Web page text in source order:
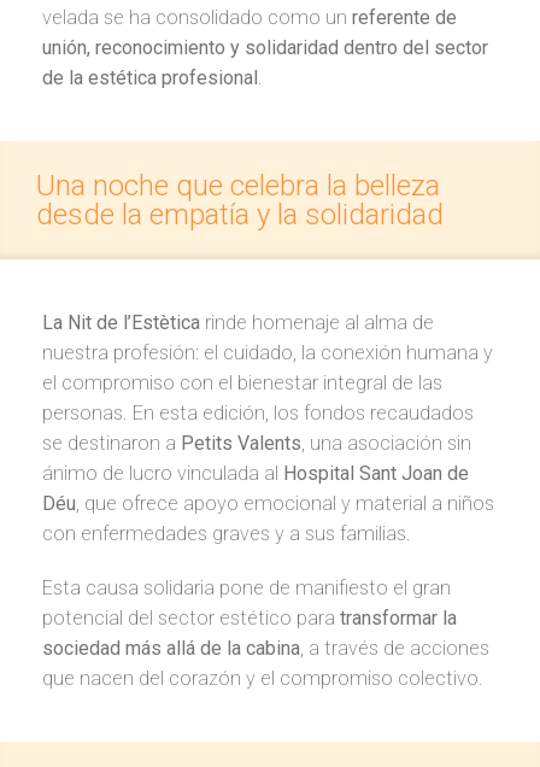
velada se ha consolidado como un referente de
unión, reconocimiento y solidaridad dentro del sector
de la estética profesional.
Una noche que celebra la belleza
desde la empatía y la solidaridad
La Nit de l’Estètica rinde homenaje al alma de
nuestra profesión: el cuidado, la conexión humana y
el compromiso con el bienestar integral de las
personas. En esta edición, los fondos recaudados
se destinaron a Petits Valents, una asociación sin
ánimo de lucro vinculada al Hospital Sant Joan de
Déu, que ofrece apoyo emocional y material a niños
con enfermedades graves y a sus familias.
Esta causa solidaria pone de manifiesto el gran
potencial del sector estético para transformar la
sociedad más allá de la cabina, a través de acciones
que nacen del corazón y el compromiso colectivo.